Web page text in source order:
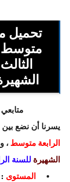
متوسط
يسرنا أن نضع
الرابعة متوسط ،
الشهيرة للسنة الرابعة 4 متوسط في
المستوى :